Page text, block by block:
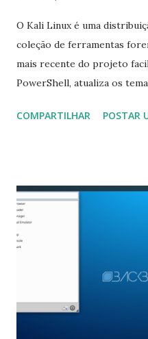
O Kali Linux é uma
coleção de ferramentas
mais recente do projeto
PowerShell, atualiza os
da distribuição aumentaram
executando 'sudo apt install
colocamos o PowerShell
(principais), kali-linux-
optar por instalar esse
do sistema, ou quando o
(sudo apt install -y kali-
compatível com sua
pular direto para ela (pwsh)
COMPARTILHAR POSTAR